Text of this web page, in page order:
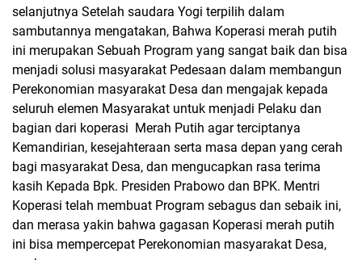
selanjutnya Setelah saudara Yogi terpilih dalam
sambutannya mengatakan, Bahwa Koperasi merah putih
ini merupakan Sebuah Program yang sangat baik dan bisa
menjadi solusi masyarakat Pedesaan dalam membangun
Perekonomian masyarakat Desa dan mengajak kepada
seluruh elemen Masyarakat untuk menjadi Pelaku dan
bagian dari koperasi Merah Putih agar terciptanya
Kemandirian, kesejahteraan serta masa depan yang cerah
bagi masyarakat Desa, dan mengucapkan rasa terima
kasih Kepada Bpk. Presiden Prabowo dan BPK. Mentri
Koperasi telah membuat Program sebagus dan sebaik ini,
dan merasa yakin bahwa gagasan Koperasi merah putih
ini bisa mempercepat Perekonomian masyarakat Desa,